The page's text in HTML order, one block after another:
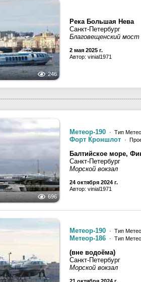
246
Река Большая Нева
Санкт-Петербург
Благовещенский мост
2 мая 2025 г.
Автор: vinial1971
696
Метеор-190 · Тип
Форт Кроншлот ·
Балтийское море,
Санкт-Петербург
Морской вокзал
24 октября 2024 г.
Автор: vinial1971
Метеор-190 · Тип
Метеор-186 · Тип
(вне водоёма)
Санкт-Петербург
Морской вокзал